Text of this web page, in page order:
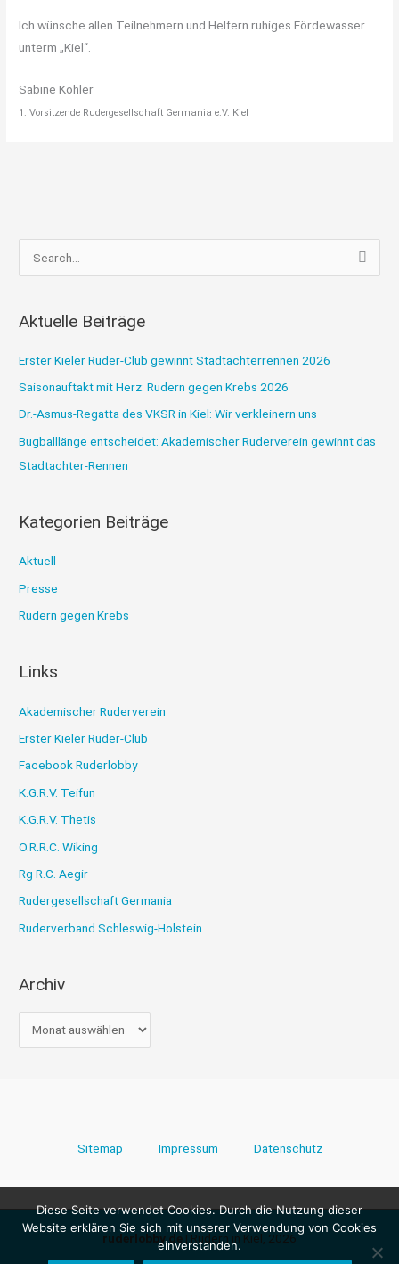
Ich wünsche allen Teilnehmern und Helfern ruhiges Fördewasser
unterm „Kiel“.
Sabine Köhler
1. Vorsitzende Rudergesellschaft Germania e.V. Kiel
u
h
n
a
c
h
Aktuelle Beiträge
Erster Kieler Ruder-Club gewinnt Stadtachterrennen 2026
Saisonauftakt mit Herz: Rudern gegen Krebs 2026
Dr.-Asmus-Regatta des VKSR in Kiel: Wir verkleinern uns
Bugballlänge entscheidet: Akademischer Ruderverein gewinnt das
Stadtachter-Rennen
Kategorien Beiträge
Aktuell
Presse
Rudern gegen Krebs
Links
Akademischer Ruderverein
Erster Kieler Ruder-Club
Facebook Ruderlobby
K.G.R.V. Teifun
K.G.R.V. Thetis
O.R.R.C. Wiking
Rg R.C. Aegir
Rudergesellschaft Germania
Ruderverband Schleswig-Holstein
Archiv
r
Sitemap Impressum Datenschutz
ruderlobby.de | Rudern in Kiel, 2026
Diese Seite verwendet Cookies. Durch die Nutzung dieser
Website erklären Sie sich mit unserer Verwendung von Cookies
einverstanden.